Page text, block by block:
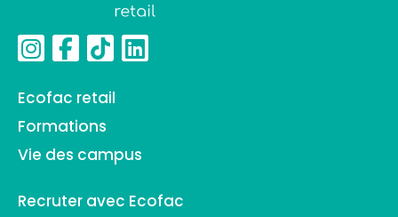
Ecofac retail
Formations
Vie des campus
Recruter avec Ecofac